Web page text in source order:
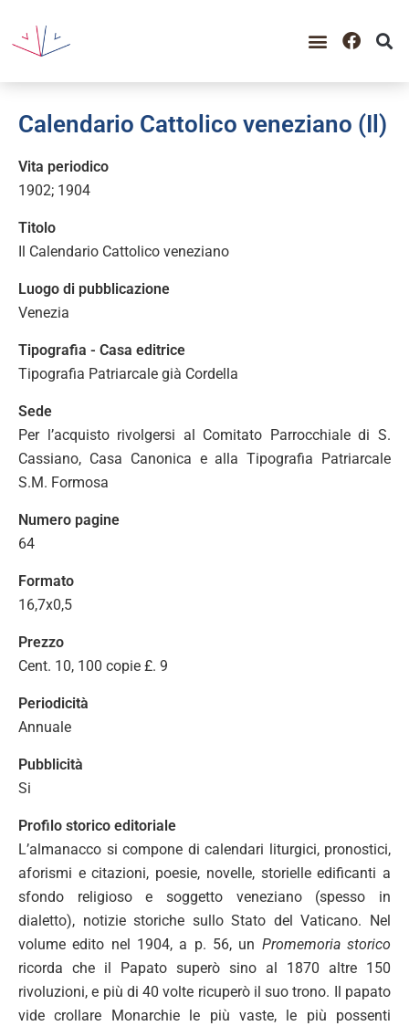
Calendario Cattolico veneziano (Il)
Vita periodico
1902; 1904
Titolo
Il Calendario Cattolico veneziano
Luogo di pubblicazione
Venezia
Tipografia - Casa editrice
Tipografia Patriarcale già Cordella
Sede
Per l’acquisto rivolgersi al Comitato Parrocchiale di S.
Cassiano, Casa Canonica e alla Tipografia Patriarcale
S.M. Formosa
Numero pagine
64
Formato
16,7x0,5
Prezzo
Cent. 10, 100 copie £. 9
Periodicità
Annuale
Pubblicità
Si
Profilo storico editoriale
L’almanacco si compone di calendari liturgici, pronostici,
aforismi e citazioni, poesie, novelle, storielle edificanti a
sfondo religioso e soggetto veneziano (spesso in
dialetto), notizie storiche sullo Stato del Vaticano. Nel
volume edito nel 1904, a p. 56, un Promemoria storico
ricorda che il Papato superò sino al 1870 altre 150
rivoluzioni, e più di 40 volte ricuperò il suo trono. Il papato
vide crollare Monarchie le più vaste, le più possenti